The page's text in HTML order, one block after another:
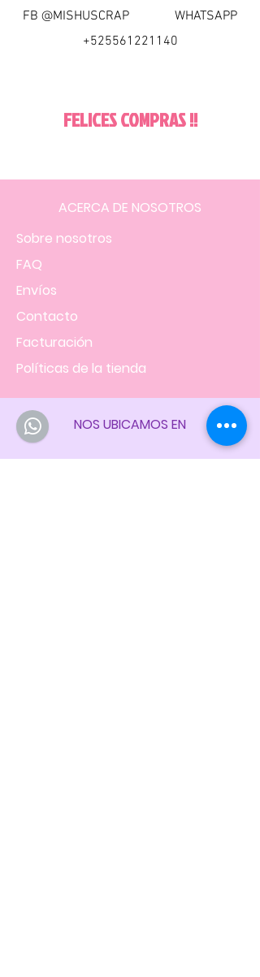
FB @MISHUSCRAP WHATSAPP
+525561221140
FELICES COMPRAS !!
ACERCA DE NOSOTROS
Sobre nosotros
FAQ
Envíos
Contacto
Facturación
Políticas de la tienda
NOS UBICAMOS EN